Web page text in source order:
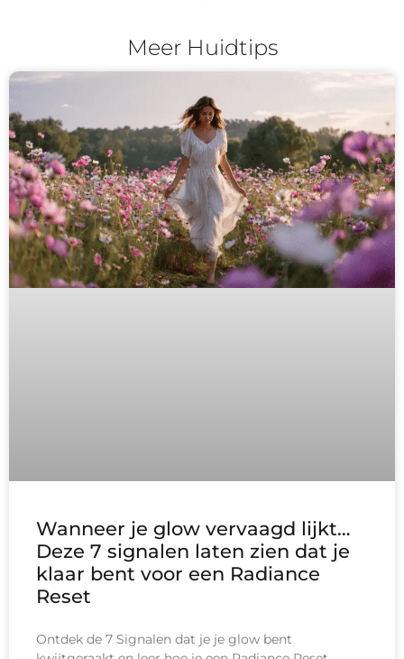
Meer Huidtips
Wanneer je glow vervaagd lijkt…
Deze 7 signalen laten zien dat je
klaar bent voor een Radiance
Reset
Ontdek de 7 Signalen dat je je glow bent